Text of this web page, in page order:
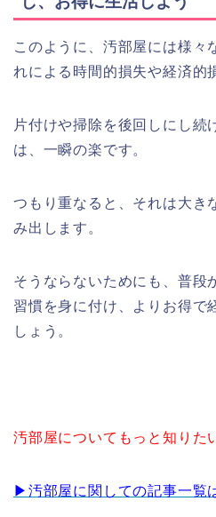
このように、汚部屋には様々
れによる時間的損失や経済的
片付けや掃除を後回しにし続
は、一瞬の楽です。
つもり重なると、それは大き
み出します。
そうならないためにも、普段
習慣を身に付け、よりお得で
しょう。
汚部屋についてもっと知りた
▶︎汚部屋に関しての記事一覧